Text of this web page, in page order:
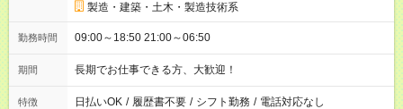
製造・建築・土木・製造技術系
勤務時間 09:00～18:50 21:00～06:50
期間 長期でお仕事できる方、大歓迎！
特徴 日払いOK / 履歴書不要 / シフト勤務 / 電話対応なし